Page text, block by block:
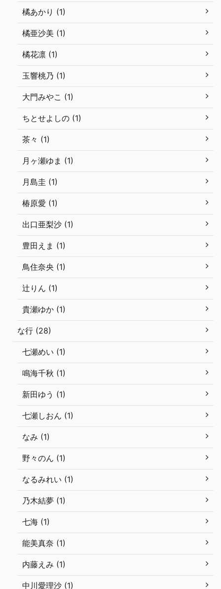
橘あかり (1)
橘亜沙美 (1)
橘花凛 (1)
玉響桃乃 (1)
大門みやこ (1)
ちとせよしの (1)
茶々 (1)
月ヶ瀬ゆま (1)
月島圭 (1)
椿原愛 (1)
出口亜梨沙 (1)
豊田えま (1)
鳥住奈央 (1)
辻りん (1)
貴瀬ゆか (1)
な行 (28)
七瀬めい (1)
鳴海千秋 (1)
新田ゆう (1)
七瀬しおん (1)
なみ (1)
野々のん (1)
なるみれい (1)
乃木結夢 (1)
七海 (1)
能美真奈 (1)
内藤えみ (1)
中川愛理沙 (1)